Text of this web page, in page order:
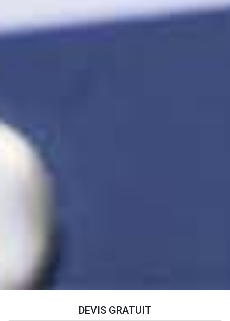
DEVIS GRATUIT